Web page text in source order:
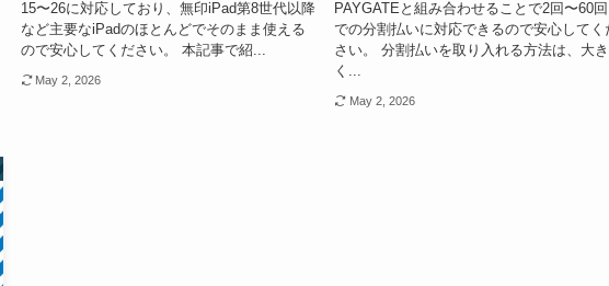
15〜26に対応しており、無印iPad第8世代以降
など主要なiPadのほとんどでそのまま使える
ので安心してください。 本記事で紹...
May 2, 2026
PAYGATEと組み合わせることで2回〜60回
での分割払いに対応できるので安心してく
さい。 分割払いを取り入れる方法は、大き
く...
May 2, 2026